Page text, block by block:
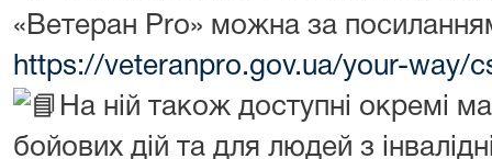
«Ветеран Pro» можна за
https://veteranpro.gov.ua/your-way/
На ній також доступні окремі
бойових дій та для людей з